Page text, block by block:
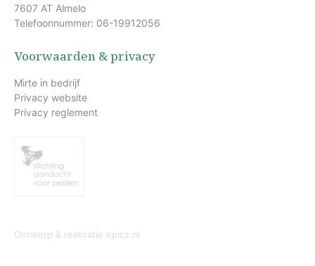
7607 AT Almelo
Telefoonnummer: 06-19912056
Voorwaarden & privacy
Mirte in bedrijf
Privacy website
Privacy reglement
Ontwerp & realisatie epicz.nl